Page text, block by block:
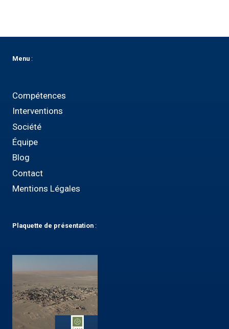
Menu :
Compétences
Interventions
Société
Équipe
Blog
Contact
Mentions Légales
Plaquette de présentation :